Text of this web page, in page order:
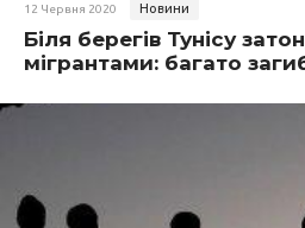
12 Червня 2020 Новини
Біля берегів Тунісу
мігрантами: багато